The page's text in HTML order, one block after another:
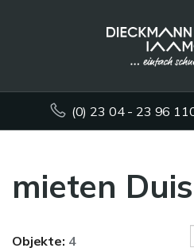
(0) 23 04 - 23 96
mieten
Objekte: 4